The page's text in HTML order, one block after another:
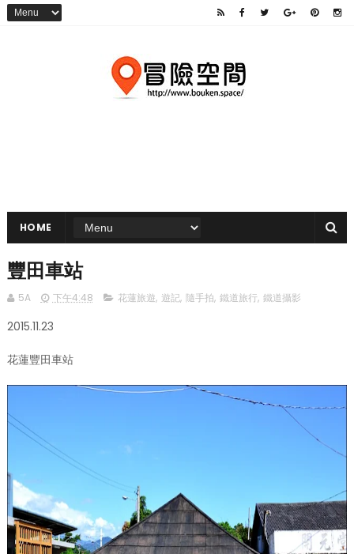
HOME
豐田車站
5A 下午4:48 花蓮旅遊, 遊記, 隨手拍, 鐵道旅行, 鐵道攝影
2015.11.23
花蓮豐田車站